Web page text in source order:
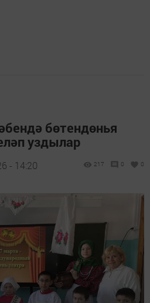
бөтендөнья
уздылар
- 14:20 217 0 0